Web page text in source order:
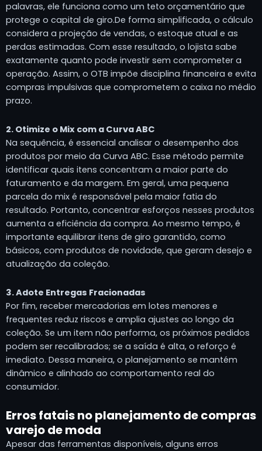
palavras, ele funciona como um teto orçamentário que
protege o capital de giro.De forma simplificada, o cálculo
considera a projeção de vendas, o estoque atual e as
perdas estimadas. Com esse resultado, o lojista sabe
exatamente quanto pode investir sem comprometer a
operação. Assim, o OTB impõe disciplina financeira e evita
compras impulsivas que comprometem o caixa no médio
prazo.
2. Otimize o Mix com a Curva ABC
Na sequência, é essencial analisar o desempenho dos
produtos por meio da Curva ABC. Esse método permite
identificar quais itens concentram a maior parte do
faturamento e da margem. Em geral, uma pequena
parcela do mix é responsável pela maior fatia do
resultado. Portanto, concentrar esforços nesses produtos
aumenta a eficiência da compra. Ao mesmo tempo, é
importante equilibrar itens de giro garantido, como
básicos, com produtos de novidade, que geram desejo e
atualização da coleção.
3. Adote Entregas Fracionadas
Por fim, receber mercadorias em lotes menores e
frequentes reduz riscos e amplia ajustes ao longo da
coleção. Se um item não performa, os próximos pedidos
podem ser recalibrados; se a saída é alta, o reforço é
imediato. Dessa maneira, o planejamento se mantém
dinâmico e alinhado ao comportamento real do
consumidor.
Erros fatais no planejamento de compras
varejo de moda
Apesar das ferramentas disponíveis, alguns erros